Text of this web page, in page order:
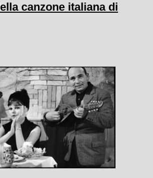
canzone italiana di